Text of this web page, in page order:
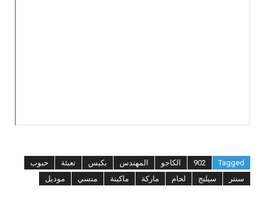
Tagged
902 الكاجو المهندس بكيس تعبئة
حبوب
سنتر
سيلنج لحام ماركة ماكينة منسي موديل